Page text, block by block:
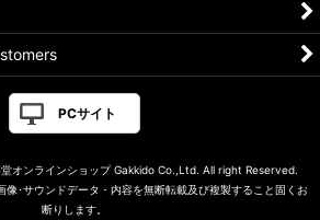
PCサイト
オンラインショップ Gakkido Co.,Ltd. All right Reserved.
像･サウンドデータ・内容を無断転載及び複製すること固くお
断りします。